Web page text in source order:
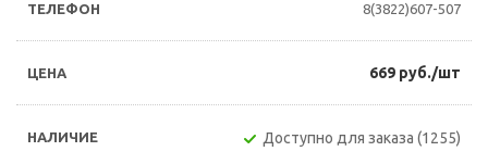
8(3822)607-507
669 руб./шт
Доступно для заказа (1255)